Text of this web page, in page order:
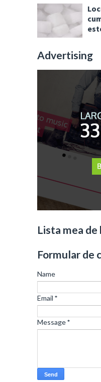
Advertising
Lista mea
Formular de
Name
Email *
Message*